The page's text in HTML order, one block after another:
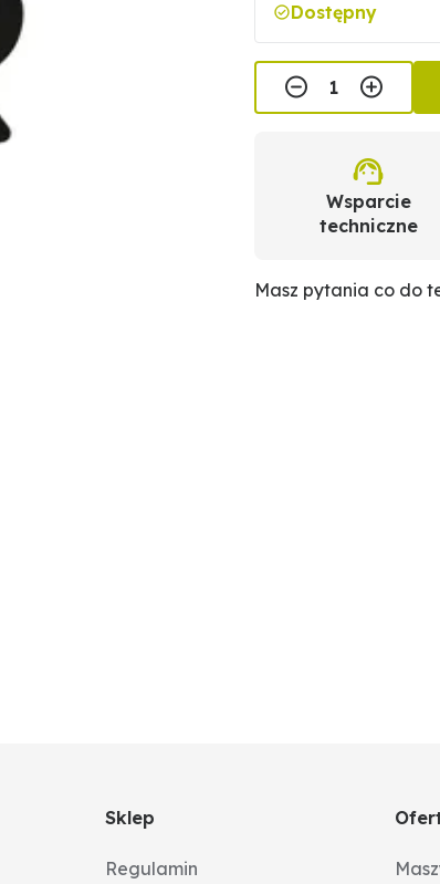
Dostępny
Wsparcie
techniczne
Masz pytania co do
Sklep
Regulamin